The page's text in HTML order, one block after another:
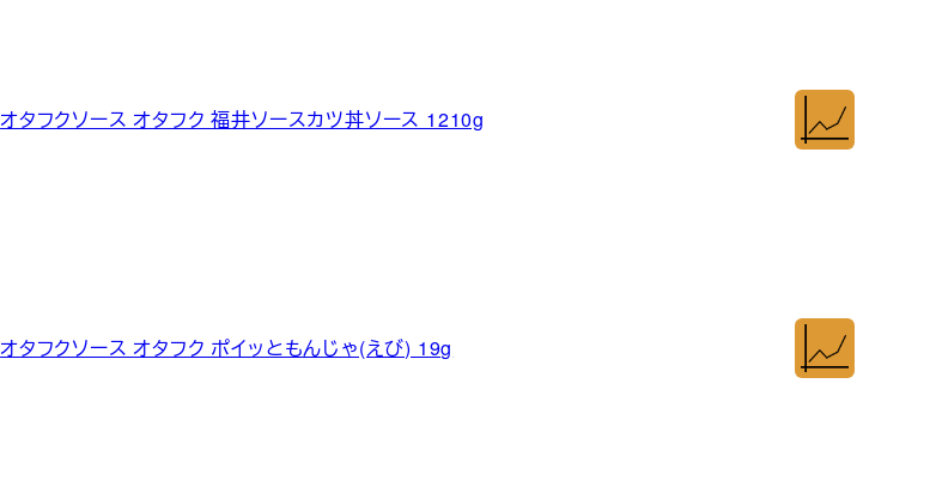
オタフクソース オタフク 福井ソースカツ丼ソース 1210g
オタフクソース オタフク ポイッともんじゃ(えび) 19g